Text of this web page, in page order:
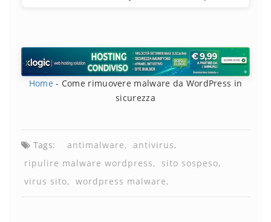
Home- Come rimuovere malware da WordPress in
sicurezza
Tags: antimalware
antivirus
ripulire malware wordpress
sito sospeso
virus sito
wordpress malware